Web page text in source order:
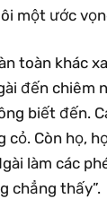
một ước
toàn khác
đến chiêm
biết đến.
Còn họ,
làm các
chẳng thấy”.